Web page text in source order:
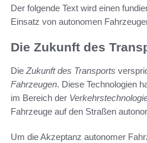
Der folgende Text wird einen
Einsatz von autonomen
Die Zukunft des
DieZukunft des Transports
Fahrzeugen. Diese Technologien
im Bereich der
Fahrzeuge auf den Straßen
Um die Akzeptanz autonomer